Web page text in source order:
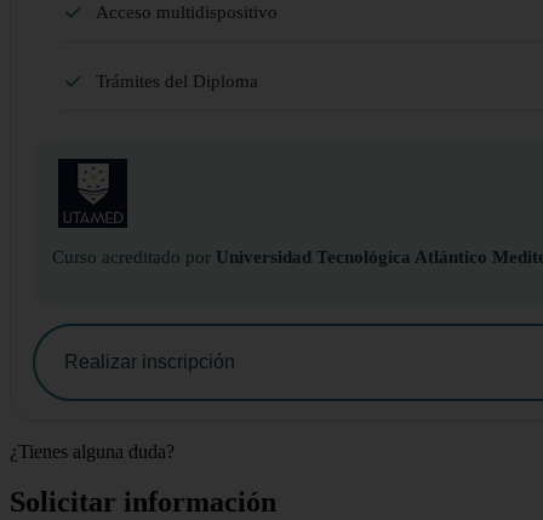
Acceso multidispositivo
Trámites del Diploma
Curso acreditado por Universidad Tecnológica Atlántico
Realizar inscripción
¿Tienes alguna duda?
Solicitar información